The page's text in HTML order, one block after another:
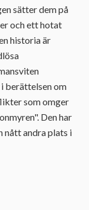
sätter dem på
och ett hotat
historia är
berättelsen om
som omger
Den har
nått andra plats i